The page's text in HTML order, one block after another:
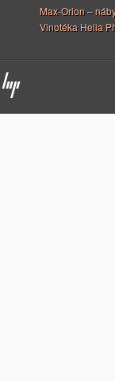
Max-Orion –
Vinotéka Helia